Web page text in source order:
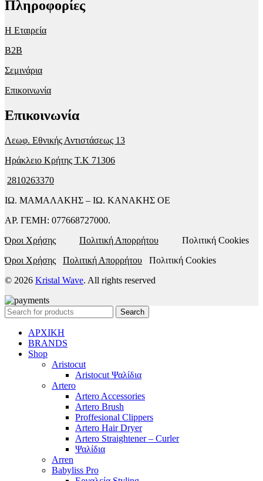
Πληροφορίες
Η Εταιρεία
B2B
Σεμινάρια
Επικοινωνία
Επικοινωνία
Λεωφ. Εθνικής Αντιστάσεως 13
Ηράκλειο Κρήτης T.K 71306
2810263370
ΙΩ. ΜΑΜΑΛΑΚΗΣ – ΙΩ. ΚΑΝΑΚΗΣ ΟΕ
ΑΡ. ΓΕΜΗ: 077668727000.
Όροι Χρήσης
Πολιτική Απορρήτου Πολιτική Cookies
Όροι Χρήσης
Πολιτική Απορρήτου Πολιτική Cookies
© 2026 Kristal Wave. All rights reserved
Search
ΑΡΧΙΚΗ
BRANDS
Shop
Aristocut
Aristocut Ψαλίδια
Artero
Artero Accessories
Artero Brush
Proffesional Clippers
Artero Hair Dryer
Artero Straightener – Curler
Ψαλίδια
Arren
Babyliss Pro